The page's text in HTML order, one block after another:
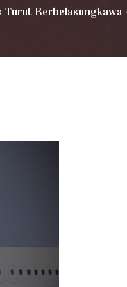
Turut Berbelasungkawa